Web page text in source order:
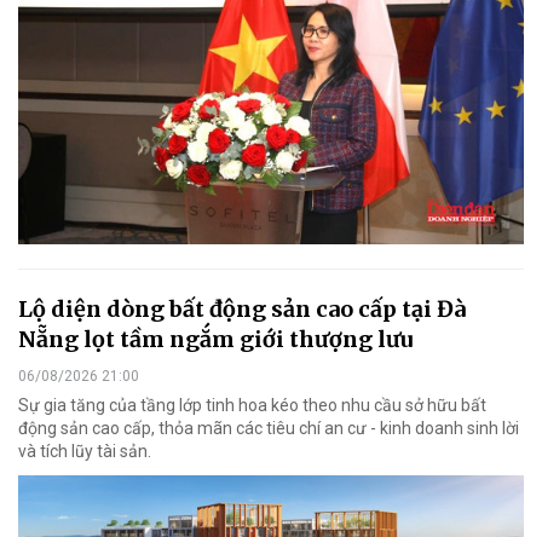
Lộ diện dòng bất động sản cao cấp tại Đà
Nẵng lọt tầm ngắm giới thượng lưu
06/08/2026 21:00
Sự gia tăng của tầng lớp tinh hoa kéo theo nhu cầu sở hữu bất
động sản cao cấp, thỏa mãn các tiêu chí an cư - kinh doanh sinh lời
và tích lũy tài sản.